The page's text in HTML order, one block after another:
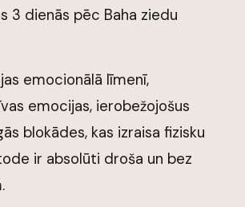
3 dienās pēc Baha ziedu
emocionālā līmenī,
emocijas, ierobežojošus
blokādes, kas izraisa fizisku
ir absolūti droša un bez